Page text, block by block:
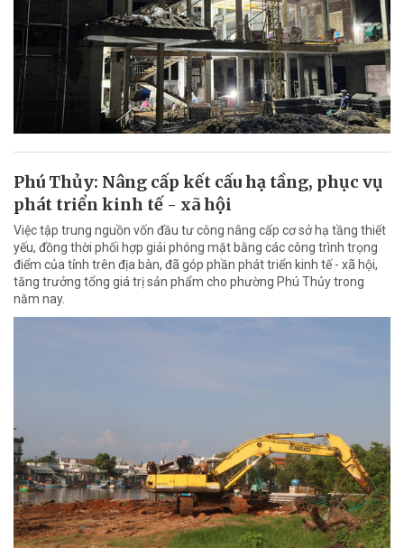
Phú Thủy: Nâng cấp kết cấu hạ tầng, phục vụ
phát triển kinh tế - xã hội
Việc tập trung nguồn vốn đầu tư công nâng cấp cơ sở hạ tầng thiết
yếu, đồng thời phối hợp giải phóng mặt bằng các công trình trọng
điểm của tỉnh trên địa bàn, đã góp phần phát triển kinh tế - xã hội,
tăng trưởng tổng giá trị sản phẩm cho phường Phú Thủy trong
năm nay.